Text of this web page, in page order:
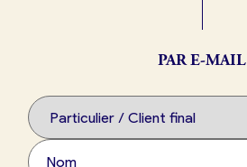
Je crée mon compte
PAR E-MAIL